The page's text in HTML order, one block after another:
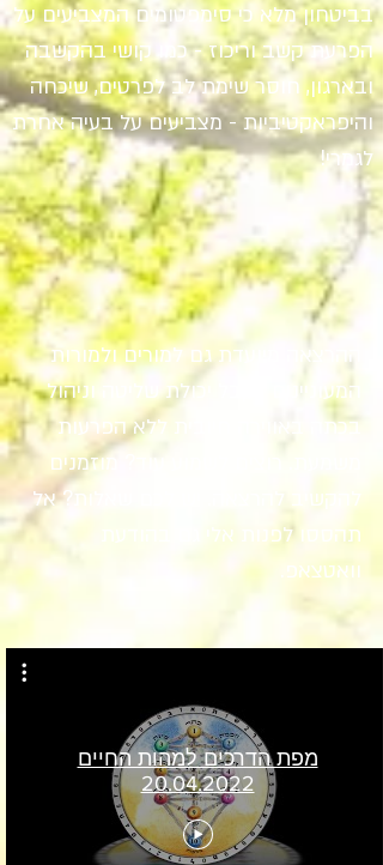
בביטחון מלא כי סימפטומים המצביעים על
הפרעת קשב וריכוז - כמו קושי בהקשבה
ובארגון, חוסר שימת לב לפרטים, שיכחה
והיפראקטיביות - מצביעים על בעיה אחרת
לגמרי!
ההרצאה מיועדת גם למורים ולמורות
המעוניינים לקבל יכולת שליטה וניהול
בכתה באווירה חיובית ללא הפרעות
משמעת. רוצים לשמוע עוד? מוזמנים
להקשיב להרצאה. יש לכם שאלות? אל
תהססו לפנות אלי גם בהודעת
וואטצאפ.
מפת הדרכים למהות החיים
20.04.2022